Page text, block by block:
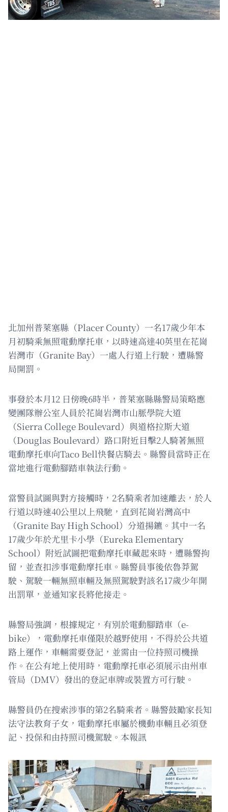
北加州普萊塞縣（Placer County）一名17歲少年本
月初騎乘無照電動摩托車，以時速高達40英里在花崗
岩灣市（Granite Bay）一處人行道上行駛，遭縣警
局開罰。
事發於本月12 日傍晚6時半，普萊塞縣縣警局策略應
變團隊辦公室人員於花崗岩灣市山脈學院大道
（Sierra College Boulevard）與道格拉斯大道
（Douglas Boulevard）路口附近目擊2人騎著無照
電動摩托車向Taco Bell快餐店騎去。縣警員當時正在
當地進行電動腳踏車執法行動。
當警員試圖與對方接觸時，2名騎乘者加速離去，於人
行道以時速40公里以上飛馳，直到花崗岩灣高中
（Granite Bay High School）分道揚鑣。其中一名
17歲少年於尤里卡小學（Eureka Elementary
School）附近試圖把電動摩托車藏起來時，遭縣警拘
留，並查扣涉事電動摩托車。縣警員事後依魯莽駕
駛、駕駛一輛無照車輛及無照駕駛對該名17歲少年開
出罰單，並通知家長將他接走。
縣警局強調，根據規定，有別於電動腳踏車（e-
bike），電動摩托車僅限於越野使用，不得於公共道
路上運作，車輛需要登記，並需由一位持照司機操
作。在公有地上使用時，電動摩托車必須展示由州車
管局（DMV）發出的登記車牌或裝置方可行駛。
縣警員仍在搜索涉事的第2名騎乘者。縣警鼓勵家長知
法守法教育子女，電動摩托車屬於機動車輛且必須登
記、投保和由持照司機駕駛。本報訊